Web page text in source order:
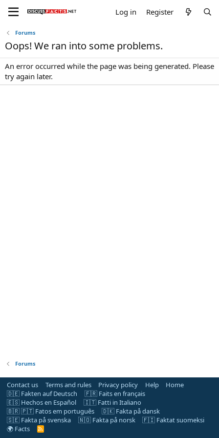
Log in Register
Forums
Oops! We ran into some problems.
An error occurred while the page was being generated. Please
try again later.
Forums
Contact us Terms and rules Privacy policy Help
Home
🇩🇪 Fakten auf Deutsch
🇫🇷 Faits en français
🇪🇸 Hechos en Español
🇮🇹 Fatti in Italiano
🇧🇷 🇵🇹 Fatos em português
🇩🇰 Fakta på dansk
🇸🇪 Fakta på svenska
🇳🇴 Fakta på norsk
🇫🇮 Faktat suomeksi
🌍 Facts
R